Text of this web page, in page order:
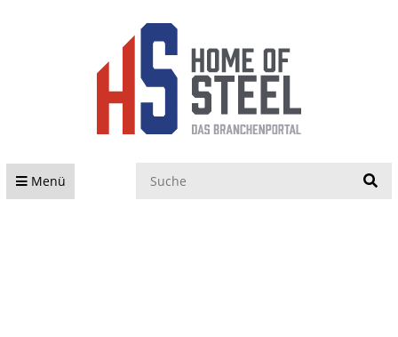
Menü